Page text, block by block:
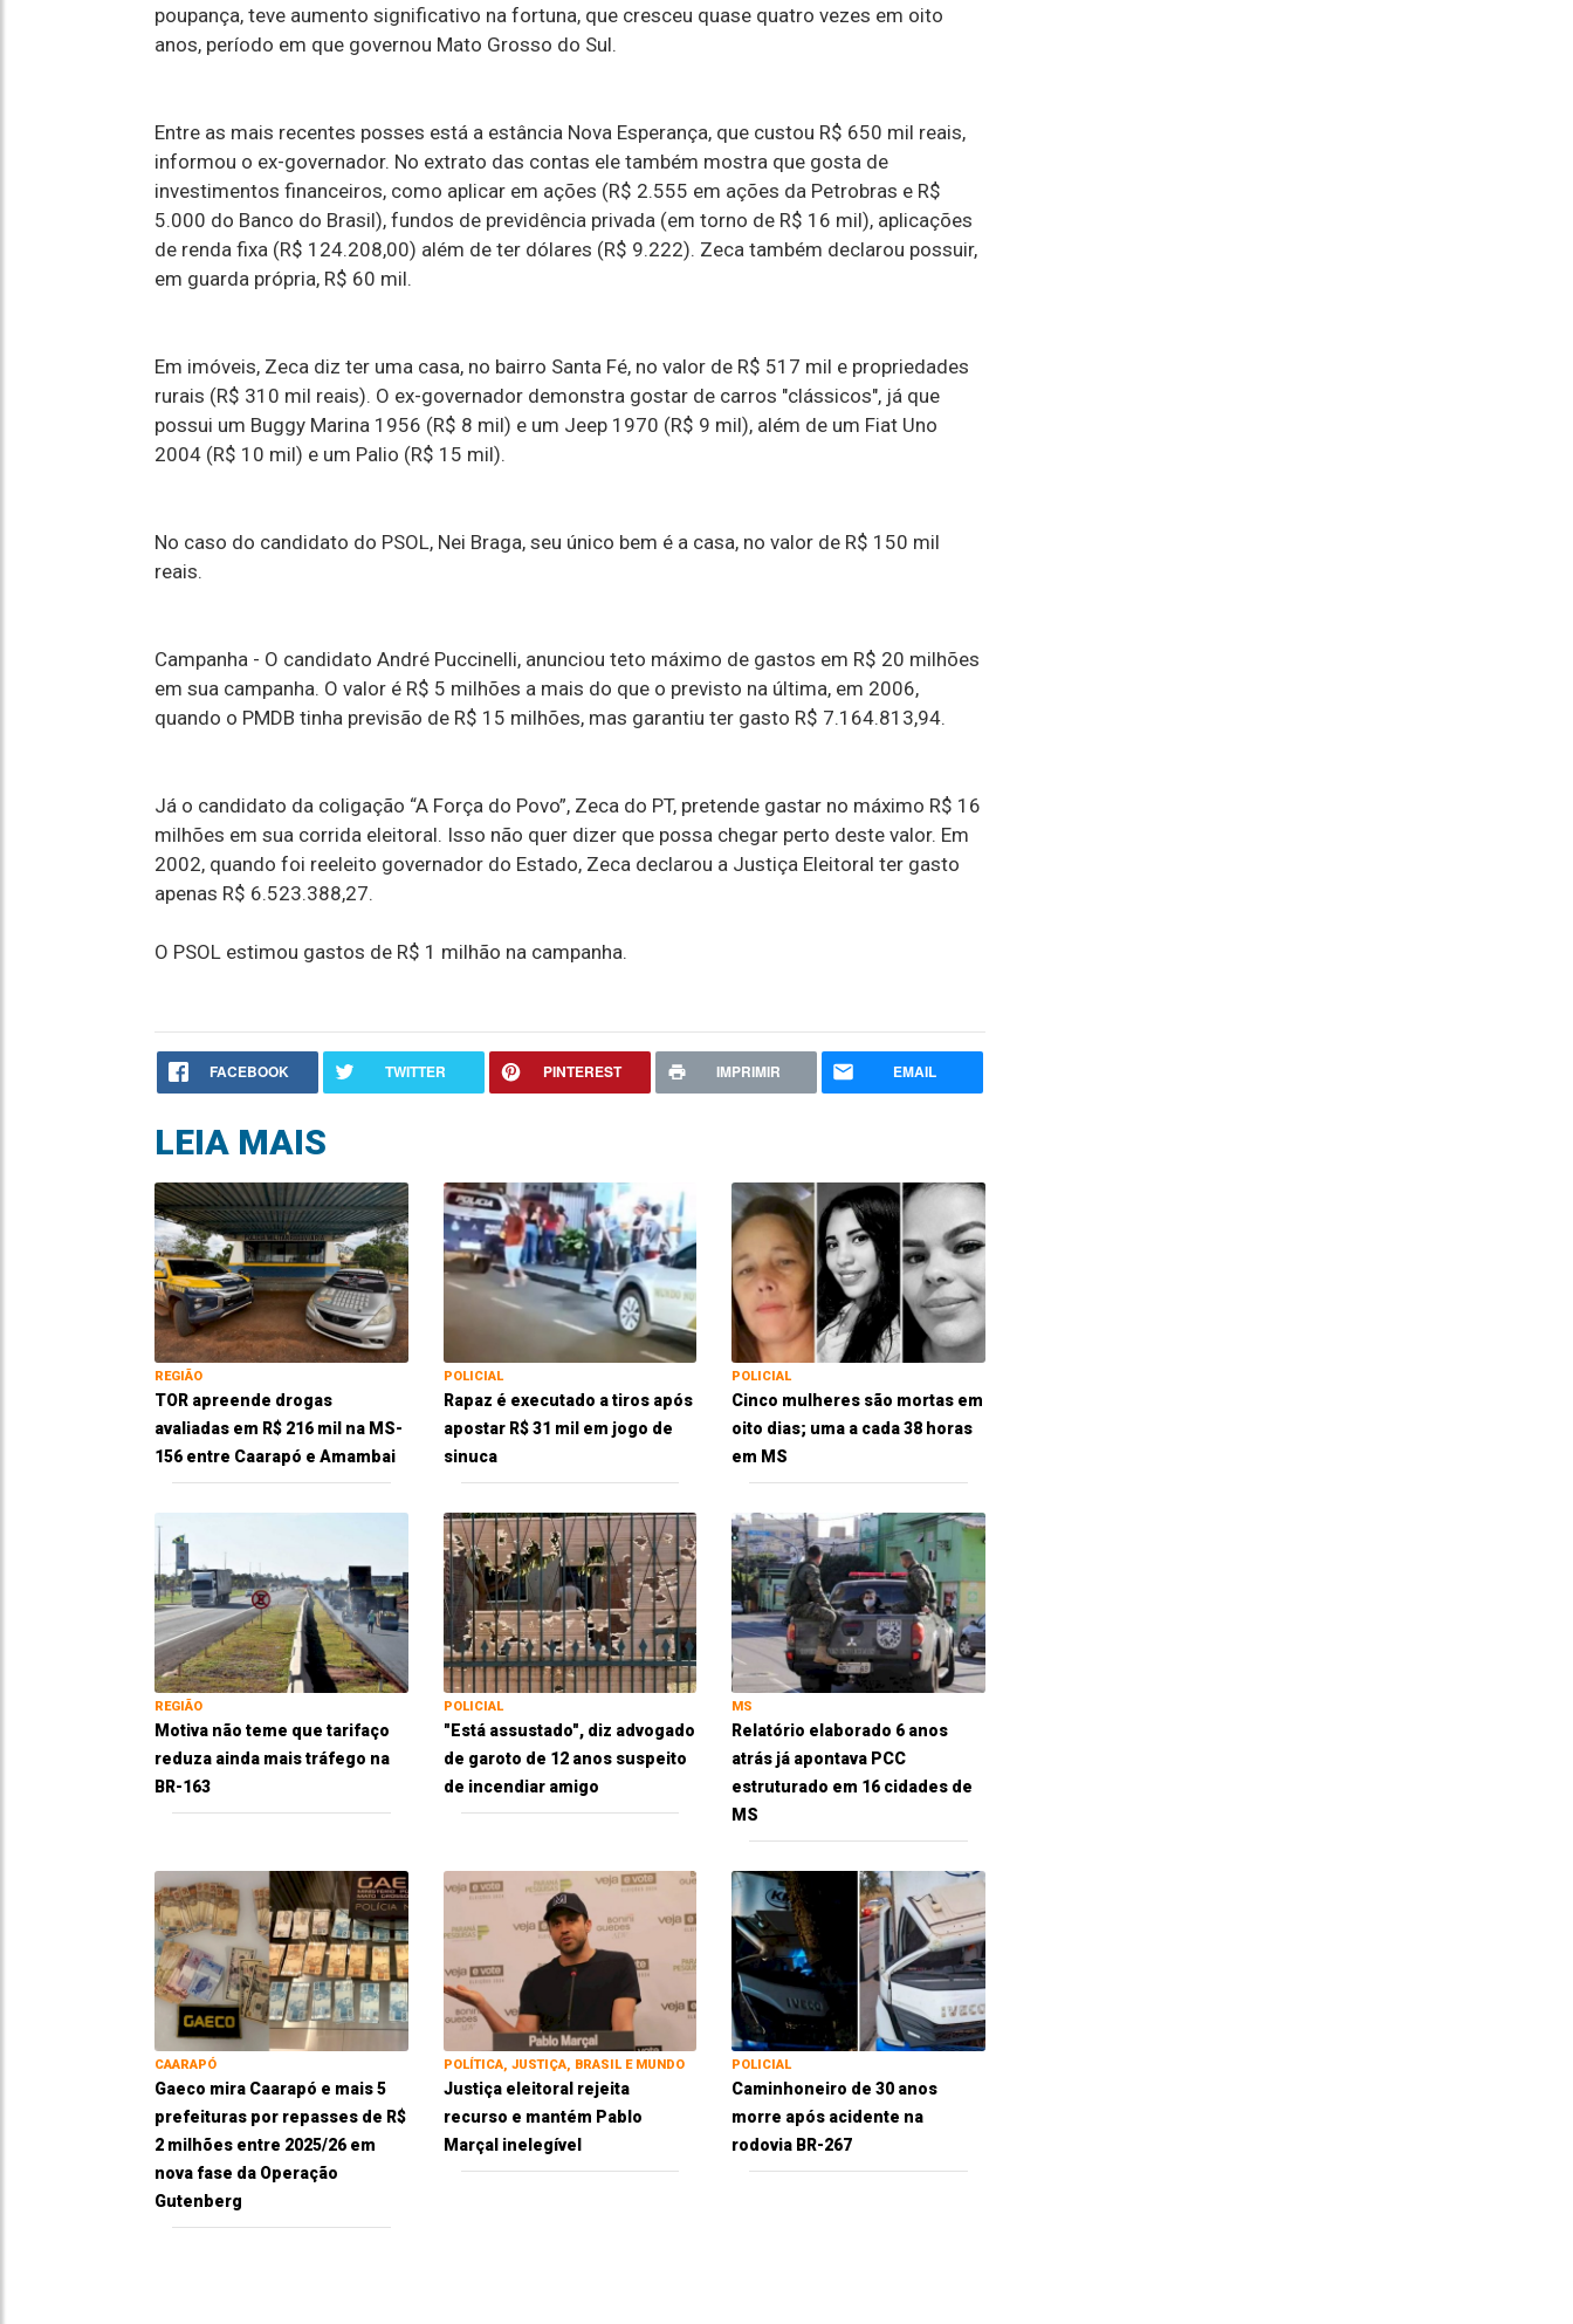
poupança, teve aumento significativo na fortuna, que cresceu quase quatro vezes em oito
anos, período em que governou Mato Grosso do Sul.
Entre as mais recentes posses está a estância Nova Esperança, que custou R$ 650 mil reais,
informou o ex-governador. No extrato das contas ele também mostra que gosta de
investimentos financeiros, como aplicar em ações (R$ 2.555 em ações da Petrobras e R$
5.000 do Banco do Brasil), fundos de previdência privada (em torno de R$ 16 mil), aplicações
de renda fixa (R$ 124.208,00) além de ter dólares (R$ 9.222). Zeca também declarou possuir,
em guarda própria, R$ 60 mil.
Em imóveis, Zeca diz ter uma casa, no bairro Santa Fé, no valor de R$ 517 mil e propriedades
rurais (R$ 310 mil reais). O ex-governador demonstra gostar de carros "clássicos", já que
possui um Buggy Marina 1956 (R$ 8 mil) e um Jeep 1970 (R$ 9 mil), além de um Fiat Uno
2004 (R$ 10 mil) e um Palio (R$ 15 mil).
No caso do candidato do PSOL, Nei Braga, seu único bem é a casa, no valor de R$ 150 mil
reais.
Campanha - O candidato André Puccinelli, anunciou teto máximo de gastos em R$ 20 milhões
em sua campanha. O valor é R$ 5 milhões a mais do que o previsto na última, em 2006,
quando o PMDB tinha previsão de R$ 15 milhões, mas garantiu ter gasto R$ 7.164.813,94.
Já o candidato da coligação “A Força do Povo”, Zeca do PT, pretende gastar no máximo R$ 16
milhões em sua corrida eleitoral. Isso não quer dizer que possa chegar perto deste valor. Em
2002, quando foi reeleito governador do Estado, Zeca declarou a Justiça Eleitoral ter gasto
apenas R$ 6.523.388,27.
O PSOL estimou gastos de R$ 1 milhão na campanha.
FACEBOOK TWITTER PINTEREST IMPRIMIR EMAIL
LEIA MAIS
REGIÃO
TOR apreende drogas
avaliadas em R$ 216 mil na MS-
156 entre Caarapó e Amambai
POLICIAL
Rapaz é executado a tiros após
apostar R$ 31 mil em jogo de
sinuca
POLICIAL
Cinco mulheres são mortas em
oito dias; uma a cada 38 horas
em MS
REGIÃO
Motiva não teme que tarifaço
reduza ainda mais tráfego na
BR-163
POLICIAL
"Está assustado", diz advogado
de garoto de 12 anos suspeito
de incendiar amigo
MS
Relatório elaborado 6 anos
atrás já apontava PCC
estruturado em 16 cidades de
MS
CAARAPÓ
Gaeco mira Caarapó e mais 5
prefeituras por repasses de R$
2 milhões entre 2025/26 em
nova fase da Operação
Gutenberg
POLÍTICA, JUSTIÇA, BRASIL E MUNDO
Justiça eleitoral rejeita
recurso e mantém Pablo
Marçal inelegível
POLICIAL
Caminhoneiro de 30 anos
morre após acidente na
rodovia BR-267